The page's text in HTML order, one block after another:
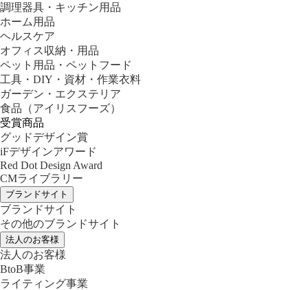
調理器具・キッチン用品
ホーム用品
ヘルスケア
オフィス収納・用品
ペット用品・ペットフード
工具・DIY・資材・作業衣料
ガーデン・エクステリア
食品 （アイリスフーズ）
受賞商品
グッドデザイン賞
iFデザインアワード
Red Dot Design Award
CMライブラリー
ブランドサイト
ブランドサイト
その他のブランドサイト
法人のお客様
法人のお客様
BtoB事業
ライティング事業